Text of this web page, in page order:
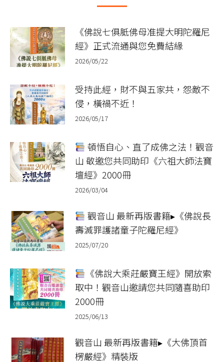
《佛說七俱胝佛母准提大明陀羅尼
經》正式流通與您免費結緣
2026/05/22
受持此經，財不與五家共，怨敵不
侵，橫禍不近！
2026/05/17
頓悟自心、直了成佛之法！觀音
山 敬邀您共同助印《六祖大師法寶
壇經》2000冊
2026/03/04
觀音山 最新再版書籍▸《佛說長
壽滅罪護諸童子陀羅尼經》
2025/07/20
《佛說大乘莊嚴寶王經》開放索
取中！觀音山邀請您共同隨喜助印
2000冊
2025/06/13
觀音山 最新再版書籍▸《大佛頂首
楞嚴經》精裝版